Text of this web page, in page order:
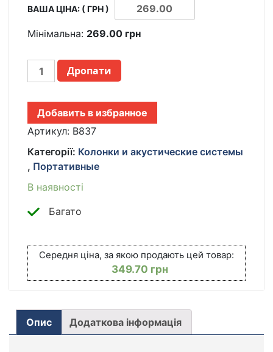
ВАША ЦІНА: ( ГРН )
Мінімальна: 269.00 грн
ПОРТАТИВНЫЙ
РАДИОПРИЕМНИК
С
USB,
B837
МИНИ-
РАДИО
ПИТАНИЕМ
ОТ
АККУМУЛЯТОРА
Дропати
Добавить в избранное
Артикул: B837
Категорії: Колонки и акустические системы
, Портативные
В наявності
Багато
Середня ціна, за якою продають цей товар:
349.70 грн
Опис Додаткова інформація